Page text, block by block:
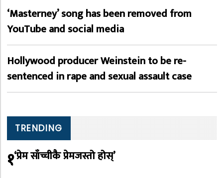
‘Masterney’ song has been removed from
YouTube and social media
Hollywood producer Weinstein to be re-
sentenced in rape and sexual assault case
TRENDING
१‘प्रेम साँच्चीकै प्रेमजस्तो होस्’